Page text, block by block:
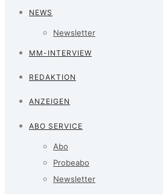
NEWS
Newsletter
MM-INTERVIEW
REDAKTION
ANZEIGEN
ABO SERVICE
Abo
Probeabo
Newsletter